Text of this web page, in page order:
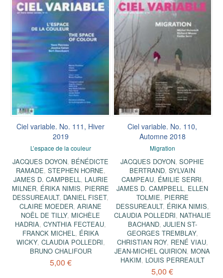
Ciel variable. No. 111, Hiver
2019
L’espace de la couleur
JACQUES DOYON, BÉNÉDICTE
RAMADE, STEPHEN HORNE,
JAMES D. CAMPBELL, LAURIE
MILNER, ÉRIKA NIMIS, PIERRE
DESSUREAULT, DANIEL FISET,
CLAIRE MOEDER,ARIANE
NOËL DE TILLY, MICHÈLE
HADRIA,CYNTHIA FECTEAU,
FRANCK MICHEL, ÉRIKA
WICKY, CLAUDIA POLLEDRI,
BRUNO CHALIFOUR
5,00 €
Ciel variable. No. 110,
Automne 2018
Migration
JACQUES DOYON,SOPHIE
BERTRAND,SYLVAIN
CAMPEAU, ÉMILIE SERRI,
JAMES D. CAMPBELL, ELLEN
TOLMIE, PIERRE
DESSUREAULT, ÉRIKA NIMIS,
CLAUDIA POLLEDRI, NATHALIE
BACHAND, JULIEN ST-
GEORGES TREMBLAY,
CHRISTIAN ROY, RENÉ VIAU,
JEAN-MICHEL QUIRION, MONA
HAKIM, LOUIS PERREAULT
5,00 €